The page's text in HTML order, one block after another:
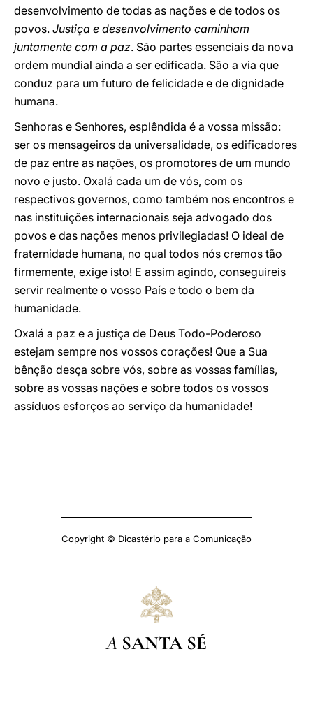
desenvolvimento de todas as nações e de todos os
povos. Justiça e desenvolvimento caminham
juntamente com a paz. São partes essenciais da nova
ordem mundial ainda a ser edificada. São a via que
conduz para um futuro de felicidade e de dignidade
humana.
Senhoras e Senhores, esplêndida é a vossa missão:
ser os mensageiros da universalidade, os edificadores
de paz entre as nações, os promotores de um mundo
novo e justo. Oxalá cada um de vós, com os
respectivos governos, como também nos encontros e
nas instituições internacionais seja advogado dos
povos e das nações menos privilegiadas! O ideal de
fraternidade humana, no qual todos nós cremos tão
firmemente, exige isto! E assim agindo, conseguireis
servir realmente o vosso País e todo o bem da
humanidade.
Oxalá a paz e a justiça de Deus Todo-Poderoso
estejam sempre nos vossos corações! Que a Sua
bênção desça sobre vós, sobre as vossas famílias,
sobre as vossas nações e sobre todos os vossos
assíduos esforços ao serviço da humanidade!
Copyright © Dicastério para a Comunicação
A SANTA SÉ